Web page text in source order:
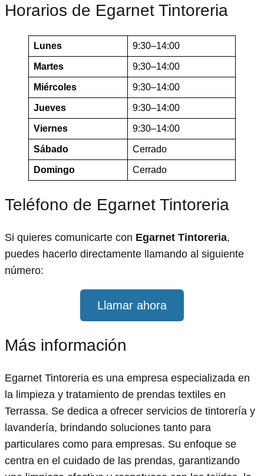
Horarios de Egarnet Tintoreria
Lunes 9:30–14:00
Martes 9:30–14:00
Miércoles 9:30–14:00
Jueves 9:30–14:00
Viernes 9:30–14:00
Sábado Cerrado
Domingo Cerrado
Teléfono de Egarnet Tintoreria
Si quieres comunicarte con Egarnet Tintoreria,
puedes hacerlo directamente llamando al siguiente
número:
Llamar ahora
Más información
Egarnet Tintoreria es una empresa especializada en
la limpieza y tratamiento de prendas textiles en
Terrassa. Se dedica a ofrecer servicios de tintorería y
lavandería, brindando soluciones tanto para
particulares como para empresas. Su enfoque se
centra en el cuidado de las prendas, garantizando